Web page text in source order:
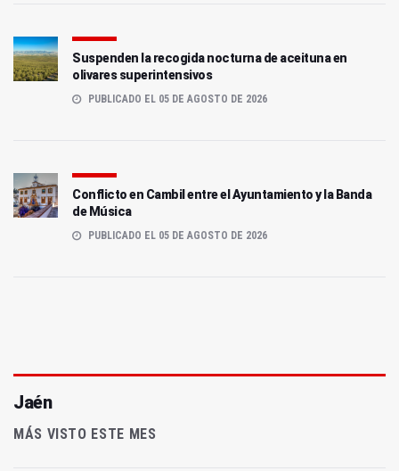
Suspenden la recogida nocturna de aceituna en
olivares superintensivos
PUBLICADO EL 05 DE AGOSTO DE 2026
Conflicto en Cambil entre el Ayuntamiento y la Banda
de Música
PUBLICADO EL 05 DE AGOSTO DE 2026
Jaén
MÁS VISTO ESTE MES